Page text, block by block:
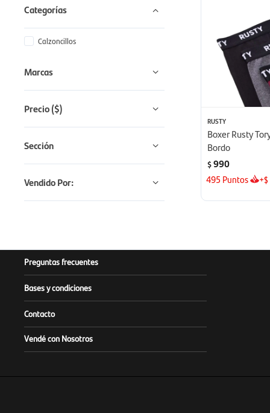
RUSTY
Boxer Rusty
Bordo
$990
495 Puntos +$
Categorías
Calzoncillos
Marcas
Precio($)
Sección
Vendido Por:
Preguntas frecuentes
Bases y condiciones
Contacto
Vendé con Nosotros